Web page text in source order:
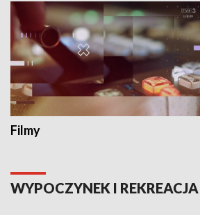
Filmy
WYPOCZYNEK I REKREACJA